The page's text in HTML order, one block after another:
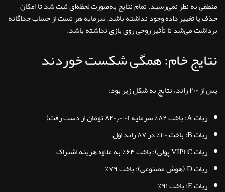
منطقی به نظر نمی‌رسید. تمام نتایج به‌صورت لحظه‌ای ثبت شد تا امکان
حذف یا تغییر داده وجود نداشته باشد. سرمایه هر تست از حساب جداگانه
برداشت می‌شد تا تأثیر روحی روی بازی نداشته باشد.
نتایج خام: همگی شکست خوردند
پس از ۲۰۰ راند، نتایج به شکل زیر بود:
ربات A: باخت ۸۲٪ سرمایه (۸۲۰٫۰۰۰ تومان از دست رفت)
ربات B: باخت ۱۰۰٪ در ۸۷ راند اول
ربات C (VIP پولی): باخت ۶۴٪ به علاوه هزینه اشتراک
ربات D (هوش مصنوعی): باخت ۷۹٪
ربات E: باخت ۹۱٪